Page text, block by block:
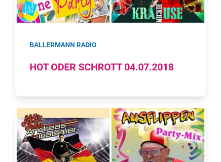
BALLERMANN RADIO
HOT ODER SCHROTT 04.07.2018